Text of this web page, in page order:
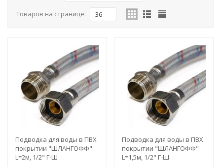
Товаров на странице: 36
Подводка для воды в ПВХ
покрытии "ШЛАНГОФФ"
L=2м, 1/2" Г-Ш
Подводка для воды в ПВХ
покрытии "ШЛАНГОФФ"
L=1,5м, 1/2" Г-Ш